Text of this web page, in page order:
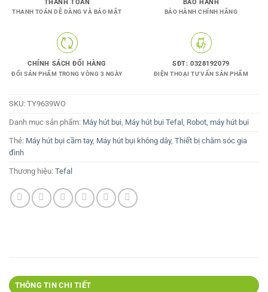
THANH TOÁN
THANH TOÁN DỄ DÀNG VÀ BẢO MẬT
BẢO HÀNH
BẢO HÀNH CHÍNH HÃNG
CHÍNH SÁCH ĐỔI HÀNG
ĐỔI SẢN PHẨM TRONG VÒNG 3 NGÀY
SĐT: 0328192079
ĐIỆN THOẠI TƯ VẤN SẢN PHẨM
SKU: TY9639WO
Danh mục sản phẩm: Máy hút bụi, Máy hút bụi Tefal , Robot, máy hút bụi
Thẻ: Máy hút bụi cầm tay, Máy hút bụi không dây, Thiết bị chăm sóc gia
đình
Thương hiệu: Tefal
THÔNG TIN CHI TIẾT